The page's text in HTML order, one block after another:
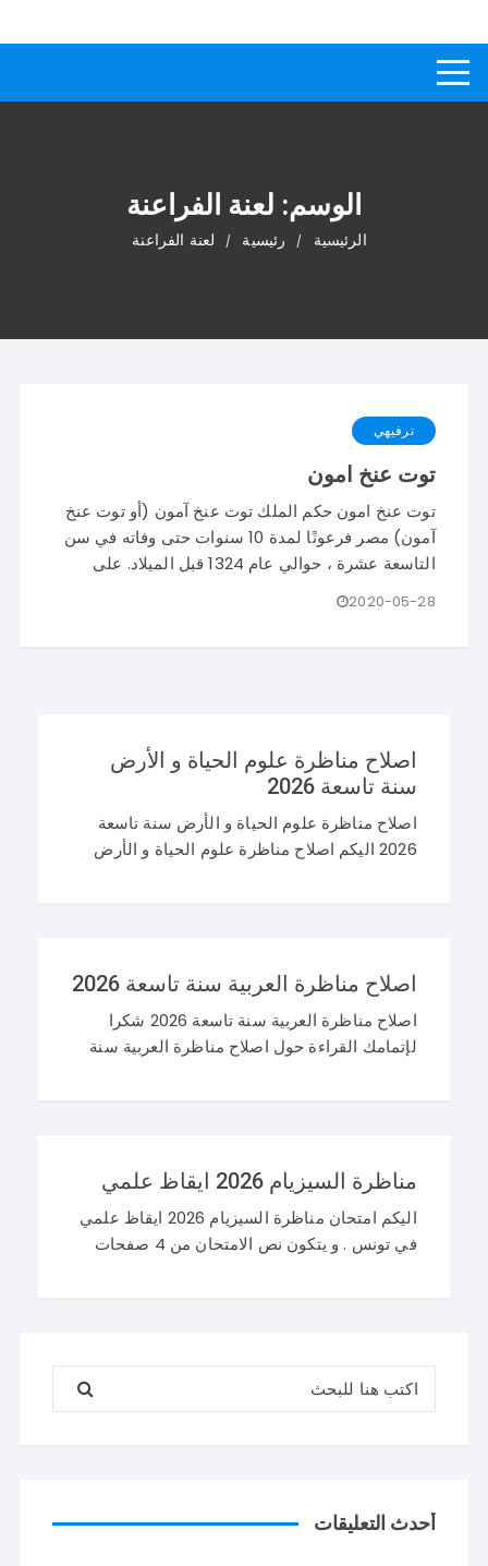
المحتوى
الوسم: لعنة الفراعنة
الرئيسية رئيسية لعنة الفراعنة
ترفيهي
توت عنخ امون
توت عنخ امون حكم الملك توت عنخ آمون (أو توت عنخ
آمون) مصر فرعونًا لمدة 10 سنوات حتى وفاته في سن
التاسعة عشرة ، حوالي عام 1324 قبل الميلاد. على
2020-05-28
اصلاح مناظرة علوم الحياة و الأرض
سنة تاسعة 2026
اصلاح مناظرة علوم الحياة و الأرض سنة تاسعة
2026 اليكم اصلاح مناظرة علوم الحياة و الأرض
اصلاح مناظرة العربية سنة تاسعة 2026
اصلاح مناظرة العربية سنة تاسعة 2026 شكرا
لإتمامك القراءة حول اصلاح مناظرة العربية سنة
مناظرة السيزيام 2026 ايقاظ علمي
اليكم امتحان مناظرة السيزيام 2026 ايقاظ علمي
في تونس . و يتكون نص الامتحان من 4 صفحات
البحث عن:
أحدث التعليقات